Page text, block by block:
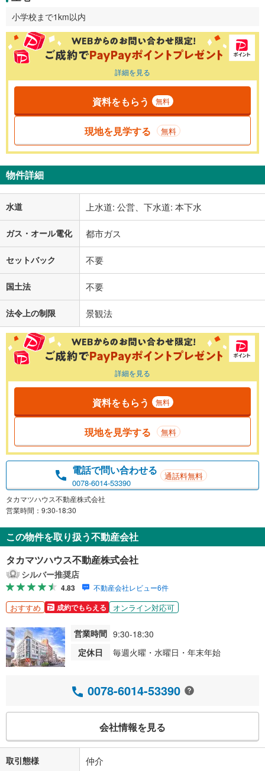
小学校まで1km以内
詳細を見る
資料をもらう 無料
現地を見学する 無料
物件詳細
水道 上水道: 公営、下水道: 本下水
ガス・オール電化 都市ガス
セットバック 不要
国土法 不要
法令上の制限 景観法
詳細を見る
資料をもらう 無料
現地を見学する 無料
電話で問い合わせる
0078-6014-53390
通話料無料
タカマツハウス不動産株式会社
営業時間：9:30-18:30
この物件を取り扱う不動産会社
タカマツハウス不動産株式会社
シルバー推奨店
4.83 不動産会社レビュー6件
おすすめ 成約でもらえる オンライン対応可
営業時間 9:30-18:30
定休日
毎週火曜・水曜日・年末年始
0078-6014-53390
会社情報を見る
取引態様 仲介